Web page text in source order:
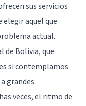
sus servicios
elegir aquel que
actual.
de Bolivia, que
si contemplamos
grandes
veces, el ritmo de